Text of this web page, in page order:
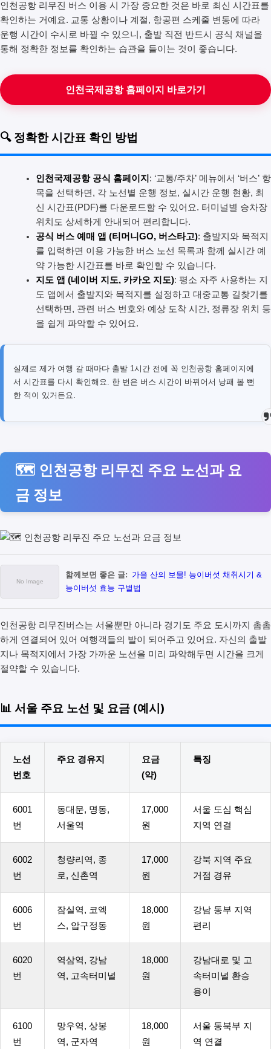
인천공항 리무진 버스 이용 시 가장 중요한 것은 바로 최신 시간표를
확인하는 거예요. 교통 상황이나 계절, 항공편 스케줄 변동에 따라
운행 시간이 수시로 바뀔 수 있으니, 출발 직전 반드시 공식 채널을
통해 정확한 정보를 확인하는 습관을 들이는 것이 좋습니다.
인천국제공항 홈페이지 바로가기
🔍 정확한 시간표 확인 방법
인천국제공항 공식 홈페이지 : ‘교통/주차’ 메뉴에서 ‘버스’ 항
목을 선택하면, 각 노선별 운행 정보, 실시간 운행 현황, 최
신 시간표(PDF)를 다운로드할 수 있어요. 터미널별 승차장
위치도 상세하게 안내되어 편리합니다.
공식 버스 예매 앱 (티머니GO, 버스타고): 출발지와 목적지
를 입력하면 이용 가능한 버스 노선 목록과 함께 실시간 예
약 가능한 시간표를 바로 확인할 수 있습니다.
지도 앱 (네이버 지도, 카카오 지도): 평소 자주 사용하는 지
도 앱에서 출발지와 목적지를 설정하고 대중교통 길찾기를
선택하면, 관련 버스 번호와 예상 도착 시간, 정류장 위치 등
을 쉽게 파악할 수 있어요.
실제로 제가 여행 갈 때마다 출발 1시간 전에 꼭 인천공항 홈페이지에
서 시간표를 다시 확인해요. 한 번은 버스 시간이 바뀌어서 낭패 볼 뻔
한 적이 있거든요.
🗺️ 인천공항 리무진 주요 노선과 요
금 정보
함께보면 좋은 글: 가을 산의 보물! 능이버섯 채취시기 &
능이버섯 효능 구별법
인천공항 리무진버스는 서울뿐만 아니라 경기도 주요 도시까지 촘촘
하게 연결되어 있어 여행객들의 발이 되어주고 있어요. 자신의 출발
지나 목적지에서 가장 가까운 노선을 미리 파악해두면 시간을 크게
절약할 수 있습니다.
📊 서울 주요 노선 및 요금 (예시)
노선
번호
주요 경유지
요금
(약)
특징
6001
번
동대문, 명동,
서울역
17,000
원
서울 도심 핵심
지역 연결
6002
번
청량리역, 종
로, 신촌역
17,000
원
강북 지역 주요
거점 경유
6006
번
잠실역, 코엑
스, 압구정동
18,000
원
강남 동부 지역
편리
6020
번
역삼역, 강남
역, 고속터미널
18,000
원
강남대로 및 고
속터미널 환승
용이
6100
번
망우역, 상봉
역, 군자역
18,000
원
서울 동북부 지
역 연결